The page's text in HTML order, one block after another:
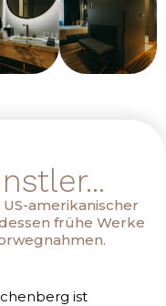
amerikanischer
frühe Werke
ist